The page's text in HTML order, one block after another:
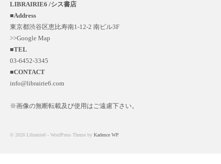
LIBRAIRIE6 /シス書店
■Address
東京都渋谷区恵比寿南1-12-2 南ビル3F
>>Google Map
■TEL
03-6452-3345
■CONTACT
info@librairie6.com
※画像の無断転載及び使用はご遠慮下さい。
© 2026 Librairie6 - WordPress Theme by Kadence WP